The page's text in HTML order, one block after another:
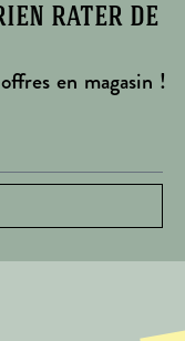
rater de
en magasin !